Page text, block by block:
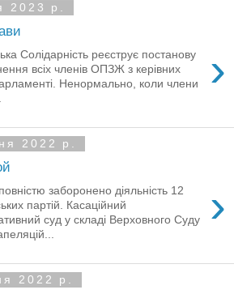
2023 р.
›
Солідарність реєструє постанову
всіх членів ОПЗЖ з керівних
Ненормально, коли члени
2022 р.
›
заборонено діяльність 12
партій. Касаційний
суд у складі Верховного Суду
2022 р.